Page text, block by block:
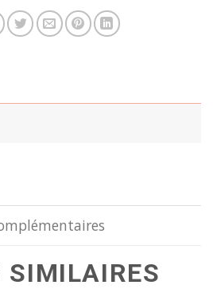
SIMILAIRES